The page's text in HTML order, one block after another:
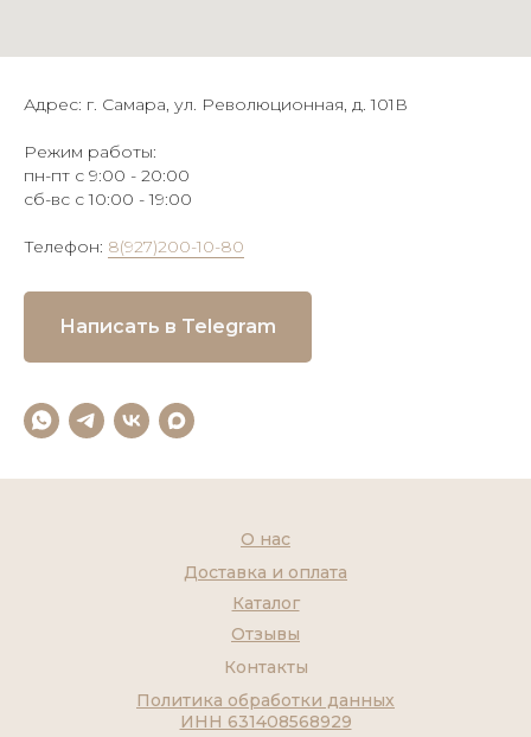
Адрес: г. Самара, ул. Революционная, д. 101В
Режим работы:
пн-пт с 9:00 - 20:00
сб-вс с 10:00 - 19:00
Телефон: 8(927)200-10-80
Написать в Telegram
Контакты
Каталог
О нас
Доставка и оплата
Отзывы
Политика обработки данных
ИНН 631408568929